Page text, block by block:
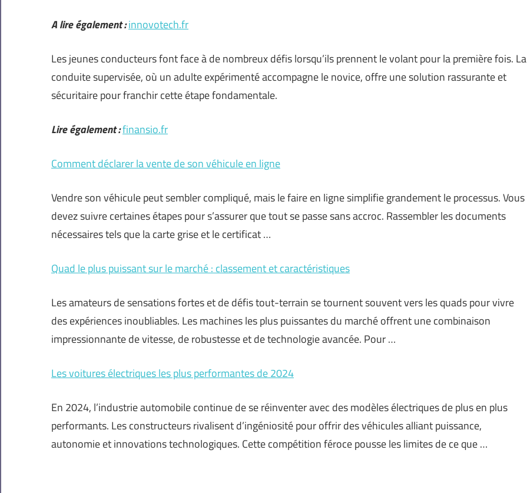
A lire également :innovotech.fr
Les jeunes conducteurs font face à de nombreux défis lorsqu’ils prennent le volant pour la première fois. La
conduite supervisée, où un adulte expérimenté accompagne le novice, offre une solution rassurante et
sécuritaire pour franchir cette étape fondamentale.
Lire également :finansio.fr
Comment déclarer la vente de son véhicule en ligne
Vendre son véhicule peut sembler compliqué, mais le faire en ligne simplifie grandement le processus. Vous
devez suivre certaines étapes pour s’assurer que tout se passe sans accroc. Rassembler les documents
nécessaires tels que la carte grise et le certificat …
Quad le plus puissant sur le marché : classement et caractéristiques
Les amateurs de sensations fortes et de défis tout-terrain se tournent souvent vers les quads pour vivre
des expériences inoubliables. Les machines les plus puissantes du marché offrent une combinaison
impressionnante de vitesse, de robustesse et de technologie avancée. Pour …
Les voitures électriques les plus performantes de 2024
En 2024, l’industrie automobile continue de se réinventer avec des modèles électriques de plus en plus
performants. Les constructeurs rivalisent d’ingéniosité pour offrir des véhicules alliant puissance,
autonomie et innovations technologiques. Cette compétition féroce pousse les limites de ce que …